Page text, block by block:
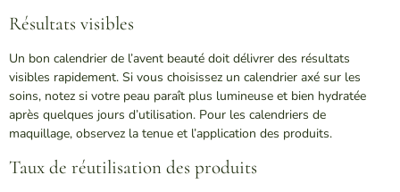
Résultats visibles
Un bon calendrier de l’avent beauté doit délivrer des résultats
visibles rapidement. Si vous choisissez un calendrier axé sur les
soins, notez si votre peau paraît plus lumineuse et bien hydratée
après quelques jours d’utilisation. Pour les calendriers de
maquillage, observez la tenue et l’application des produits.
Taux de réutilisation des produits